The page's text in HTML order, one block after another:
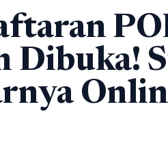
Dibuka!